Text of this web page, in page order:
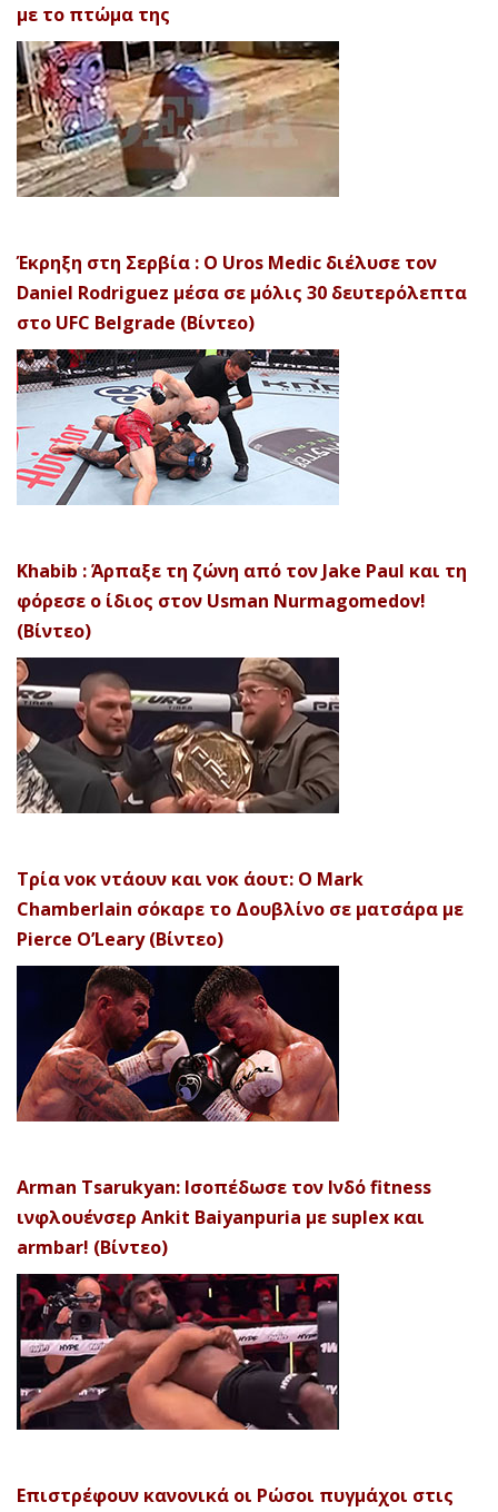
με το πτώμα της
Έκρηξη στη Σερβία : Ο Uros Medic διέλυσε τον
Daniel Rodriguez μέσα σε μόλις 30 δευτερόλεπτα
στο UFC Belgrade (Βίντεο)
Khabib : Άρπαξε τη ζώνη από τον Jake Paul και τη
φόρεσε ο ίδιος στον Usman Nurmagomedov!
(Βίντεο)
Τρία νοκ ντάουν και νοκ άουτ: Ο Mark
Chamberlain σόκαρε το Δουβλίνο σε ματσάρα με
Pierce O’Leary (Βίντεο)
Arman Tsarukyan: Ισοπέδωσε τον Ινδό fitness
ινφλουένσερ Ankit Baiyanpuria με suplex και
armbar! (Βίντεο)
Επιστρέφουν κανονικά οι Ρώσοι πυγμάχοι στις